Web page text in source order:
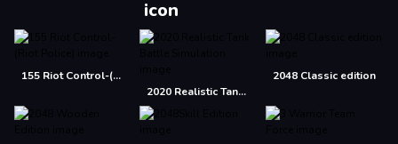
155 Riot Control-(Riot Police)
2020 Realistic Tank Battle Simulation
2048 Classic edition